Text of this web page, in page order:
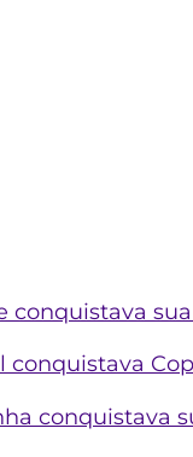
conquistava
conquistava
conquistava